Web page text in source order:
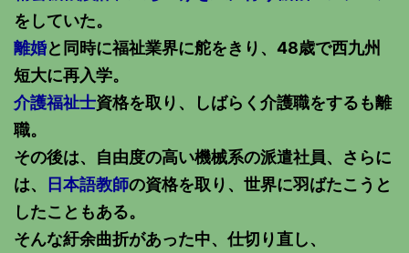
をしていた。
離婚と同時に福祉業界に舵をきり、48歳で西九州
短大に再入学。
介護福祉士資格を取り、しばらく介護職をするも離
職。
その後は、自由度の高い機械系の派遣社員、さらに
は、
日本語教師の資格を取り、世界に羽ばたこうと
したこともある。
そんな紆余曲折があった中、仕切り直し、